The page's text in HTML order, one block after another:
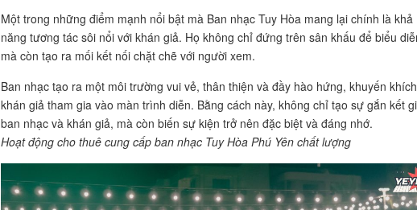
Một trong những điểm mạnh nổi bật mà Ban nhạc Tuy Hòa mang lại chính là khả
năng tương tác sôi nổi với khán giả. Họ không chỉ đứng trên sân khấu để biểu
mà còn tạo ra mối kết nối chặt chẽ với người xem.
Ban nhạc tạo ra một môi trường vui vẻ, thân thiện và đầy hào hứng, khuyến khích
khán giả tham gia vào màn trình diễn. Bằng cách này, không chỉ tạo sự gắn kết
ban nhạc và khán giả, mà còn biến sự kiện trở nên đặc biệt và đáng nhớ.
Hoạt động cho thuê cung cấp ban nhạc Tuy Hòa Phú Yên chất lượng